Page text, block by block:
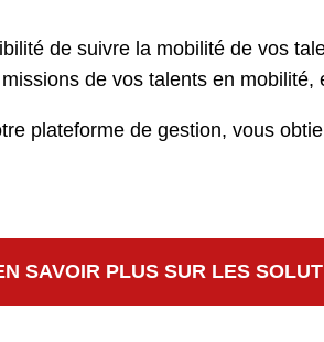
de suivre la mobilité de vos
de vos talents en mobilité,
plateforme de gestion, vous
SAVOIR PLUS SUR LES